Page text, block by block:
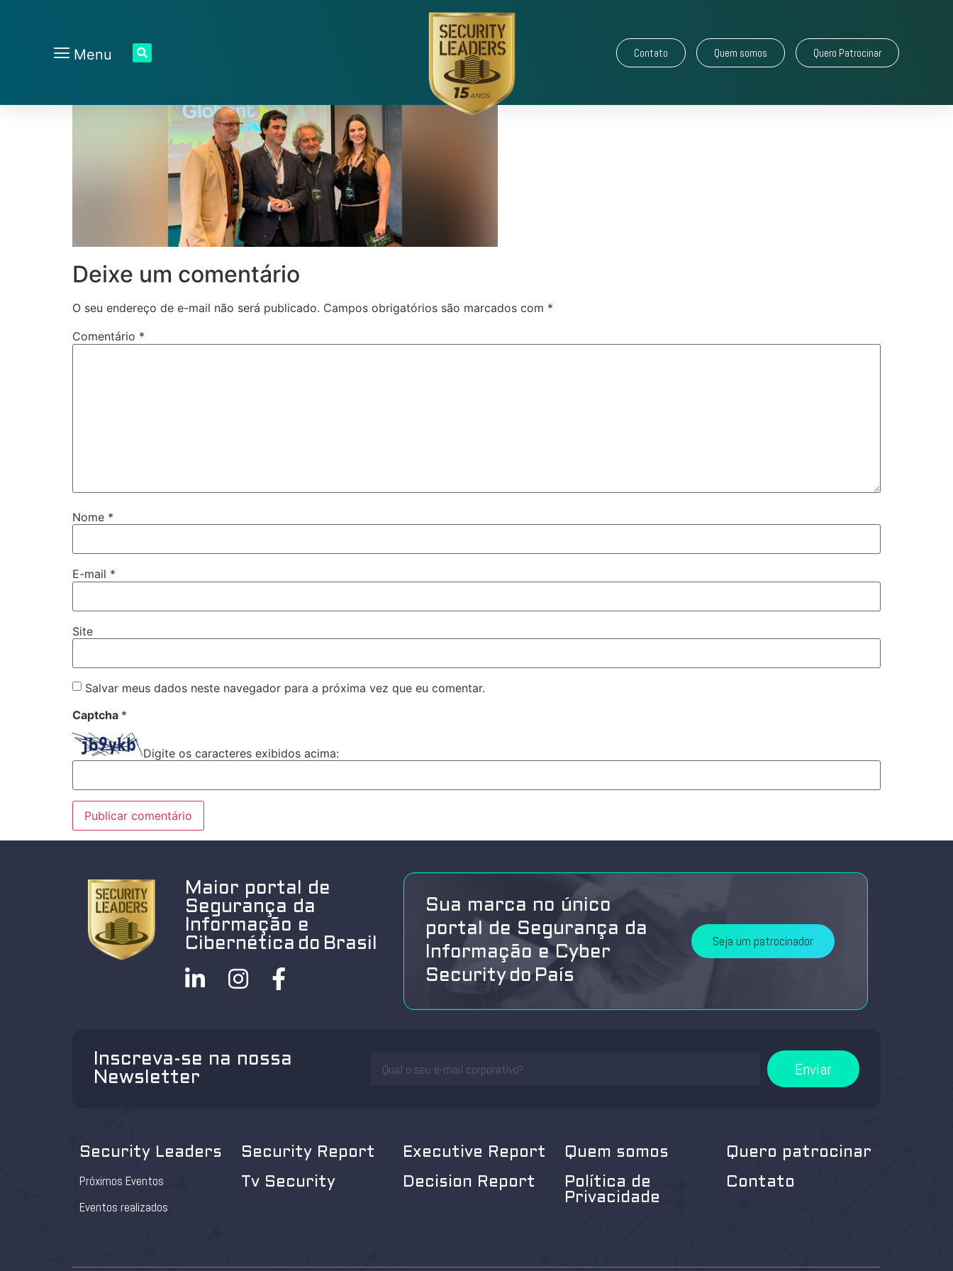
Menu Contato Quem somos Quero Patrocinar
Deixe um comentário
O seu endereço de e-mail não será publicado. Campos obrigatórios são marcados com *
Comentário *
Nome *
E-mail *
Site
Salvar meus dados neste navegador para a próxima vez que eu comentar.
Captcha *
Digite os caracteres exibidos acima:
Maior portal de
Segurança da
Informação e
Cibernética do Brasil
Sua marca no único
portal de Segurança da
Informação e Cyber
Security do País
Seja um patrocinador
Inscreva-se na nossa
Newsletter
Enviar
Security Leaders
Próximos Eventos
Eventos realizados
Security Report
Tv Security
Executive Report
Decision Report
Quem somos
Política de
Privacidade
Quero patrocinar
Contato